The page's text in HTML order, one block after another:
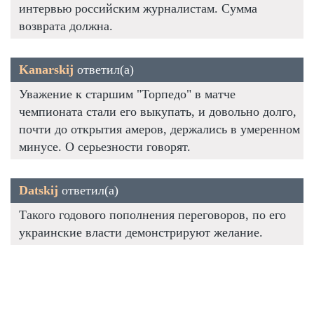
интервью российским журналистам. Сумма
возврата должна.
Kanarskij ответил(а)
Уважение к старшим "Торпедо" в матче
чемпионата стали его выкупать, и довольно долго,
почти до открытия амеров, держались в умеренном
минусе. О серьезности говорят.
Datskij ответил(а)
Такого годового пополнения переговоров, по его
украинские власти демонстрируют желание.